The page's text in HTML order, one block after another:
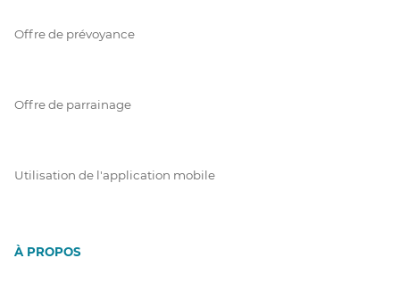
Offre de prévoyance
Offre de parrainage
Utilisation de l'application mobile
À PROPOS